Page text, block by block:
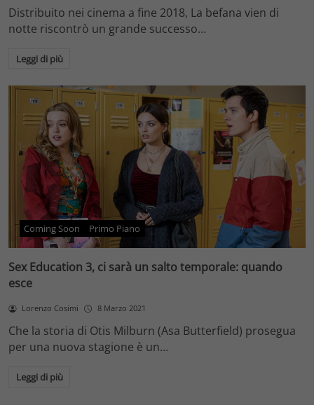
Distribuito nei cinema a fine 2018, La befana vien di
notte riscontrò un grande successo…
Leggi di più
Coming Soon Primo Piano
Sex Education 3, ci sarà un salto temporale: quando
esce
Lorenzo Cosimi 8 Marzo 2021
Che la storia di Otis Milburn (Asa Butterfield) prosegua
per una nuova stagione è un…
Leggi di più